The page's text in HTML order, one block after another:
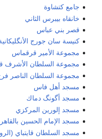
جامع كتشاوة
خانقاه بيبرس الثاني
قصر بني عباس
كنيسة سان جورج
مجموعة الأمير قرقماس
مجموعة السلطان الأشرف
مجموعة السلطان الناصر
مسجد أهل فاس
مسجد أگونگ دماك
مسجد إلورين المركزي
مسجد الإمام الحسين
مسجد السلطان قايتباي